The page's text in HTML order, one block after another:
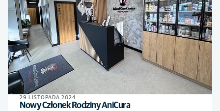
29 LISTOPADA 2024
Nowy Członek Rodziny AniCura